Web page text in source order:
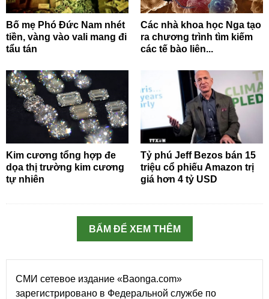
Bố mẹ Phó Đức Nam nhét
tiền, vàng vào vali mang đi
tẩu tán
Các nhà khoa học Nga tạo
ra chương trình tìm kiếm
các tế bào liên...
Kim cương tổng hợp đe
dọa thị trường kim cương
tự nhiên
Tỷ phú Jeff Bezos bán 15
triệu cổ phiếu Amazon trị
giá hơn 4 tỷ USD
BẤM ĐỂ XEM THÊM
СМИ сетевое издание «Baonga.com»
зарегистрировано в Федеральной службе по